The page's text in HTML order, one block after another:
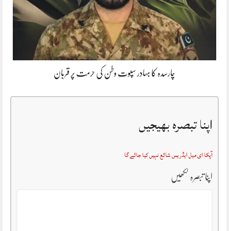
چارسدہ کا بہادر سپوت وطن کی حرمت پر قربان
اپنا تبصرہ بھیجیں
آپکا ای میل ایڈریس شائع نہیں کیا جائے گا
اپنا تبصرہ لکھیں